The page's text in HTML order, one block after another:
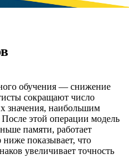
обучения — снижение
сокращают число
значения, наибольшим
этой операции модель
памяти, работает
показывает, что
увеличивает точность